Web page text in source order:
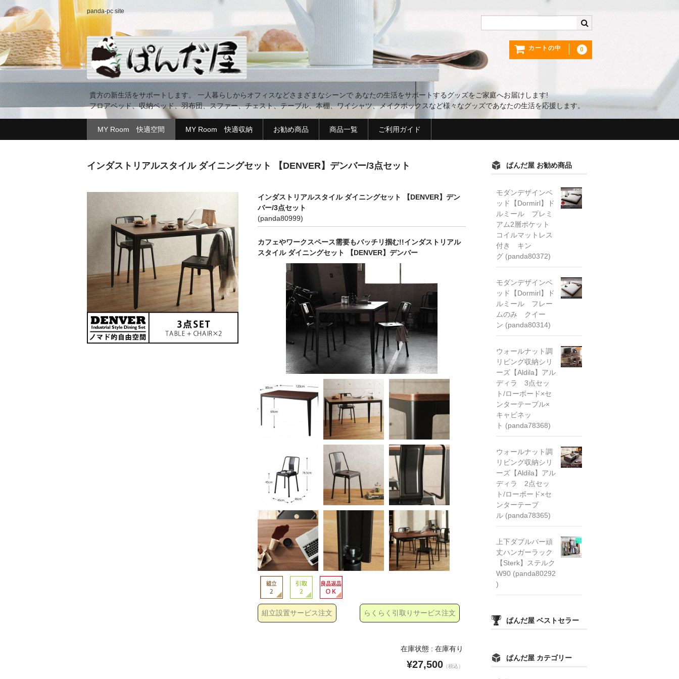
panda-pc site
カートの中 0
貴方の新生活をサポートします。 一人暮らしからオフィスなどさまざまなシーンで あなたの生活をサポートするグッズをご家庭へお届けします!
フロアベッド、収納ベッド、羽布団、スファー、チェスト、テーブル、本棚、ワイシャツ、メイクボックスなど様々なグッズであなたの生活を応援します。
MY Room 快適空間 MY Room 快適収納 お勧め商品 商品一覧 ご利用ガイド
インダストリアルスタイル ダイニングセット 【DENVER】デンバー/3点セット
インダストリアルスタイル ダイニングセット 【DENVER】デン
バー/3点セット
(panda80999)
カフェやワークスペース需要もバッチリ掴む!!インダストリアル
スタイル ダイニングセット 【DENVER】デンバー
らくらく引取りサービス注文
組立設置サービス注文
在庫状態 : 在庫有り
¥27,500 （税込）
ぱんだ屋 お勧め商品
モダンデザインベ
ッド【Dormirl】ド
ルミール プレミ
アム2層ポケット
コイルマットレス
付き キン
グ (panda80372)
モダンデザインベ
ッド【Dormirl】ド
ルミール フレー
ムのみ クイー
ン (panda80314)
ウォールナット調
リビング収納シリ
ーズ【Aldila】アル
ディラ 3点セッ
ト/ローボード×セ
ンターテーブル×
キャビネッ
ト (panda78368)
ウォールナット調
リビング収納シリ
ーズ【Aldila】アル
ディラ 2点セッ
ト/ローボード×セ
ンターテーブ
ル (panda78365)
上下ダブルバー頑
丈ハンガーラック
【Sterk】ステルク
W90 (panda80292
)
ぱんだ屋 ベストセラー
ぱんだ屋 カテゴリー